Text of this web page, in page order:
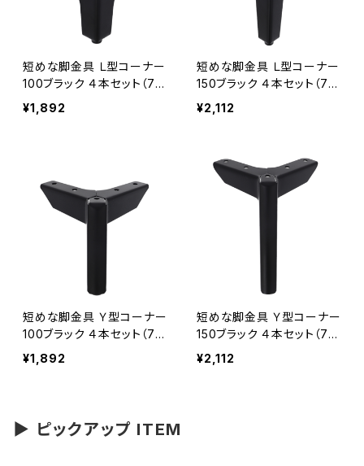
短めな脚金具 Ｌ型コーナー
100ブラック ４本セット（70
-553W）
¥1,892
短めな脚金具 Ｌ型コーナー
150ブラック ４本セット（70
-554W）
¥2,112
短めな脚金具 Ｙ型コーナー
100ブラック ４本セット（70
-555W）
¥1,892
短めな脚金具 Ｙ型コーナー
150ブラック ４本セット（70
-556W）
¥2,112
▶ ピックアップ ITEM